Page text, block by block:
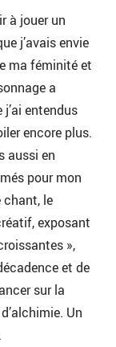
à jouer un
j’avais envie
ma féminité et
a
entendus
encore plus.
aussi en
pour mon
chant, le
exposant
»,
et de
sur la
Un